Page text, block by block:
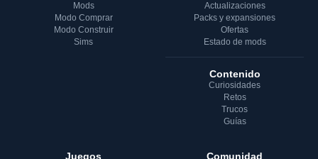
Mods
Modo Comprar
Modo Construir
Sims
Actualizaciones
Packs y expansiones
Ofertas
Estado de mods
Contenido
Curiosidades
Retos
Trucos
Guías
Juegos Comunidad